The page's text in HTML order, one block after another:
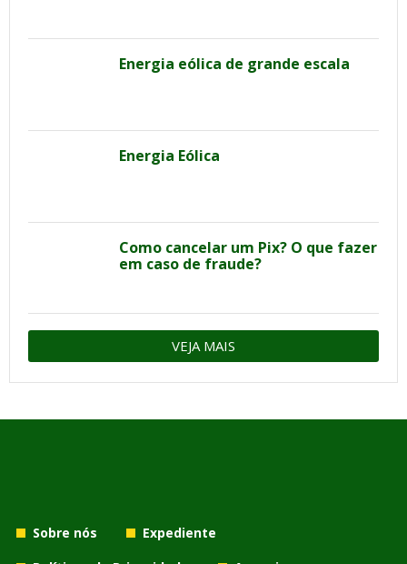
Energia eólica de grande escala
Energia Eólica
Como cancelar um Pix? O que fazer
em caso de fraude?
VEJA MAIS
Sobre nós
Expediente